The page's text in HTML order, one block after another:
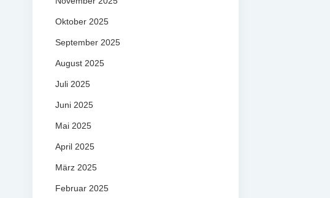
Oktober 2025
September 2025
August 2025
Juli 2025
Juni 2025
Mai 2025
April 2025
März 2025
Februar 2025